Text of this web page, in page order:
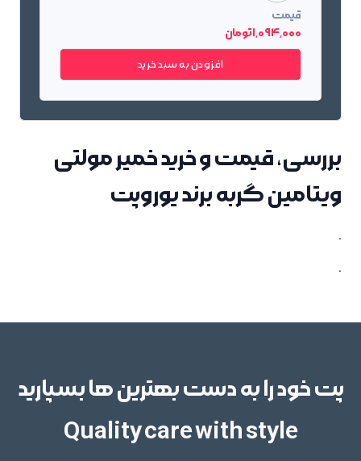
قیمت
1٬094٬000 تومان
افزودن به سبد خرید
بررسی، قیمت و خرید خمیر مولتی
ویتامین گربه برند یوروپت
.
.
پت خود را به دست بهترین ها بسپارید
Quality care with style